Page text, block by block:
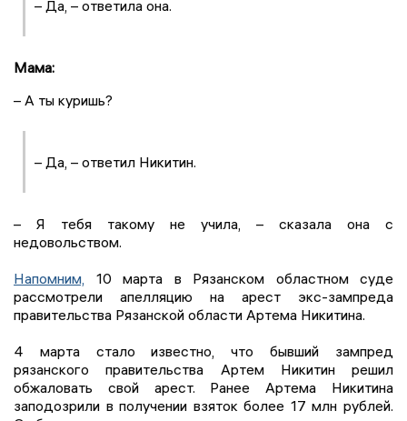
– Да, – ответила она.
Мама:
– А ты куришь?
– Да, – ответил Никитин.
– Я тебя такому не учила, – сказала она с
недовольством.
Напомним,
10 марта в Рязанском областном суде
рассмотрели апелляцию на арест экс-зампреда
правительства Рязанской области Артема Никитина.
4 марта стало известно, что бывший зампред
рязанского правительства Артем Никитин решил
обжаловать свой арест. Ранее Артема Никитина
заподозрили в получении взяток более 17 млн рублей.